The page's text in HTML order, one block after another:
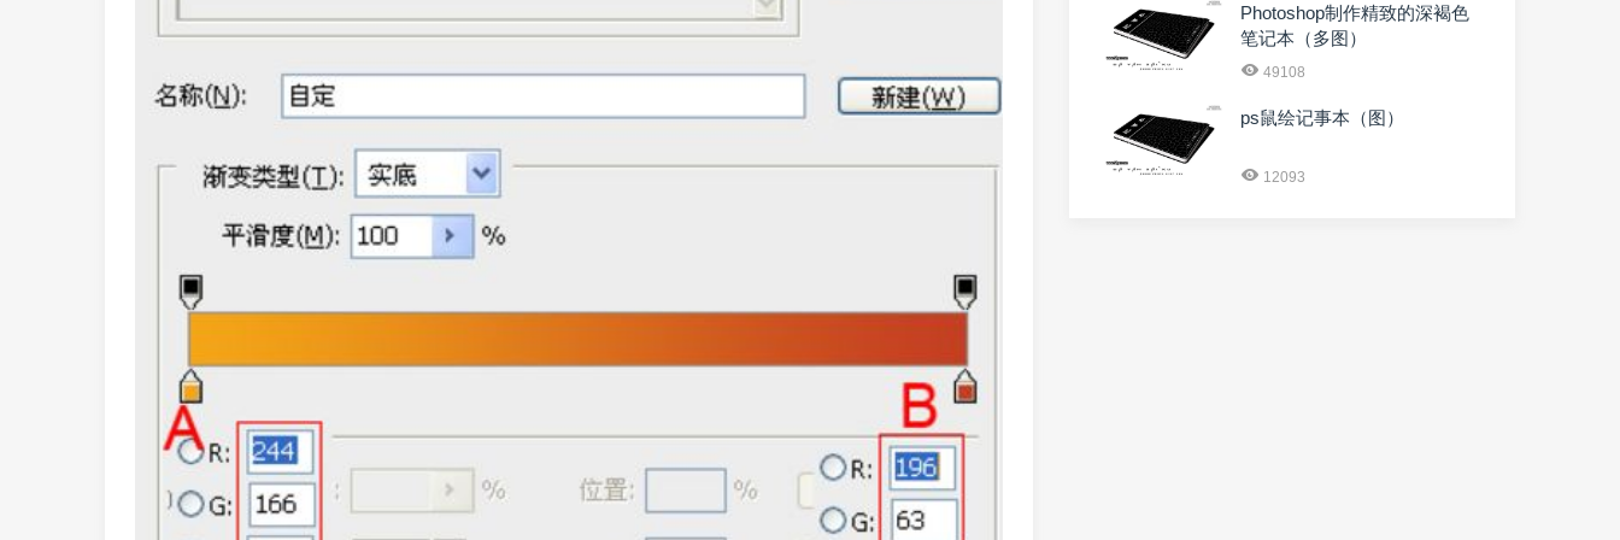
Photoshop制作精致的深褐色
笔记本（多图）
49108
ps鼠绘记事本（图）
12093